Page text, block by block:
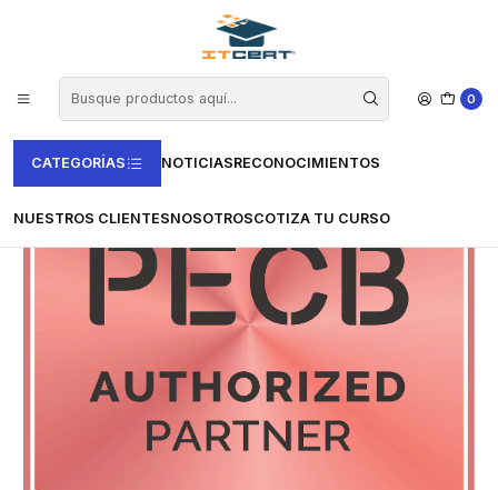
0
CATEGORÍAS NOTICIASRECONOCIMIENTOS
NUESTROS CLIENTESNOSOTROSCOTIZA TU CURSO
PECB
Examen de ISO 31000 Lead Risk Manager